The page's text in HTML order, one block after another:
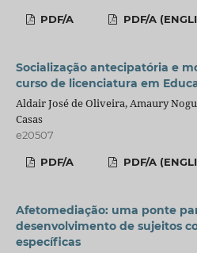
PDF/A PDF/A
Socialização antecipatória e
curso de licenciatura em
Aldair José de Oliveira, Amaury
Casas
e20507
PDF/A PDF/A
Afetomediação: uma ponte
desenvolvimento de sujeitos
específicas